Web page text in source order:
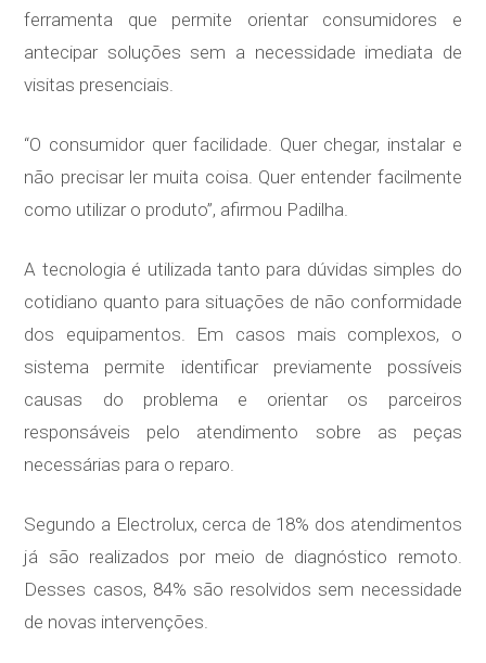
ferramenta que permite orientar consumidores e
antecipar soluções sem a necessidade imediata de
visitas presenciais.
“O consumidor quer facilidade. Quer chegar, instalar e
não precisar ler muita coisa. Quer entender facilmente
como utilizar o produto”, afirmou Padilha.
A tecnologia é utilizada tanto para dúvidas simples do
cotidiano quanto para situações de não conformidade
dos equipamentos. Em casos mais complexos, o
sistema permite identificar previamente possíveis
causas do problema e orientar os parceiros
responsáveis pelo atendimento sobre as peças
necessárias para o reparo.
Segundo a Electrolux, cerca de 18% dos atendimentos
já são realizados por meio de diagnóstico remoto.
Desses casos, 84% são resolvidos sem necessidade
de novas intervenções.